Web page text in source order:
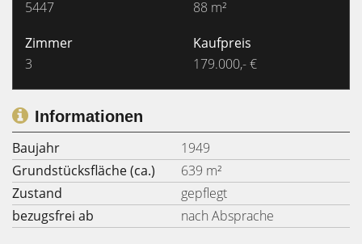
5447
88 m²
Zimmer
3
Kaufpreis
179.000,- €
Informationen
Baujahr
1949
Grundstücksfläche (ca.)
639 m²
Zustand
gepflegt
bezugsfrei ab
nach Absprache